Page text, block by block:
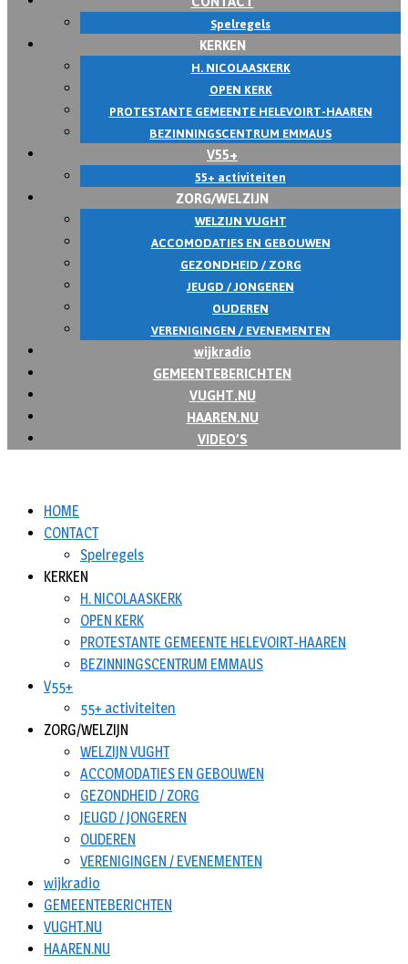
Spelregels
KERKEN
H. NICOLAASKERK
OPEN KERK
PROTESTANTE GEMEENTE HELEVOIRT-HAAREN
BEZINNINGSCENTRUM EMMAUS
V55+
55+ activiteiten
ZORG/WELZIJN
WELZIJN VUGHT
ACCOMODATIES EN GEBOUWEN
GEZONDHEID / ZORG
JEUGD / JONGEREN
OUDEREN
VERENIGINGEN / EVENEMENTEN
wijkradio
GEMEENTEBERICHTEN
VUGHT.NU
HAAREN.NU
VIDEO’S
HOME
CONTACT
Spelregels
KERKEN
H. NICOLAASKERK
OPEN KERK
PROTESTANTE GEMEENTE HELEVOIRT-HAAREN
BEZINNINGSCENTRUM EMMAUS
V55+
55+ activiteiten
ZORG/WELZIJN
WELZIJN VUGHT
ACCOMODATIES EN GEBOUWEN
GEZONDHEID / ZORG
JEUGD / JONGEREN
OUDEREN
VERENIGINGEN / EVENEMENTEN
wijkradio
GEMEENTEBERICHTEN
VUGHT.NU
HAAREN.NU